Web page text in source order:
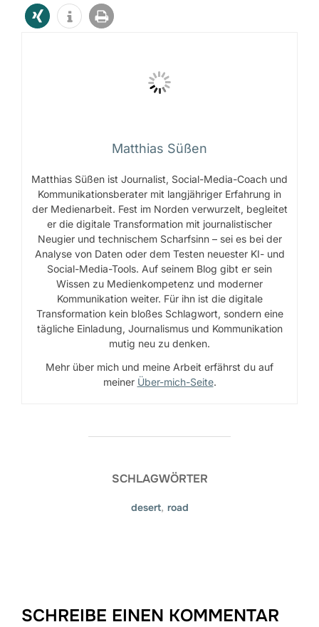
Matthias Süßen
Matthias Süßen ist Journalist, Social-Media-Coach und
Kommunikationsberater mit langjähriger Erfahrung in
der Medienarbeit. Fest im Norden verwurzelt, begleitet
er die digitale Transformation mit journalistischer
Neugier und technischem Scharfsinn – sei es bei der
Analyse von Daten oder dem Testen neuester KI- und
Social-Media-Tools. Auf seinem Blog gibt er sein
Wissen zu Medienkompetenz und moderner
Kommunikation weiter. Für ihn ist die digitale
Transformation kein bloßes Schlagwort, sondern eine
tägliche Einladung, Journalismus und Kommunikation
mutig neu zu denken.
Mehr über mich und meine Arbeit erfährst du auf
meiner Über-mich-Seite.
SCHLAGWÖRTER
desert, road
SCHREIBE EINEN KOMMENTAR